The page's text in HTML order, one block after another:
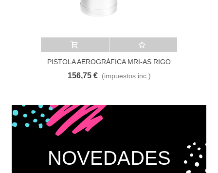
Añadir al carrito A lista de deseos
PISTOLA AEROGRÁFICA MRI-AS RIGO
156,75 € (impuestos inc.)
NOVEDADES